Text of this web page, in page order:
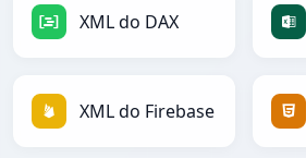
XML do DAX
XML do Firebase